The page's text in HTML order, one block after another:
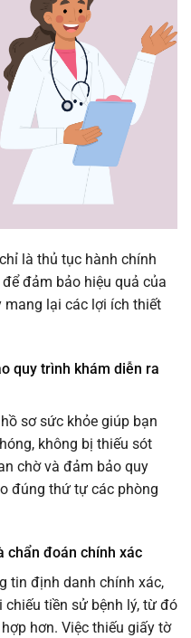
là thủ tục hành chính
đảm bảo hiệu quả của
mang lại các lợi ích thiết
quy trình khám diễn ra
sơ sức khỏe giúp bạn
không bị thiếu sót
chờ và đảm bảo quy
đúng thứ tự các phòng
chẩn đoán chính xác
tin định danh chính xác,
chiếu tiền sử bệnh lý, từ đó
hơn. Việc thiếu giấy tờ